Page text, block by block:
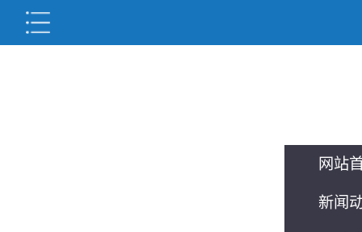
网站
新闻